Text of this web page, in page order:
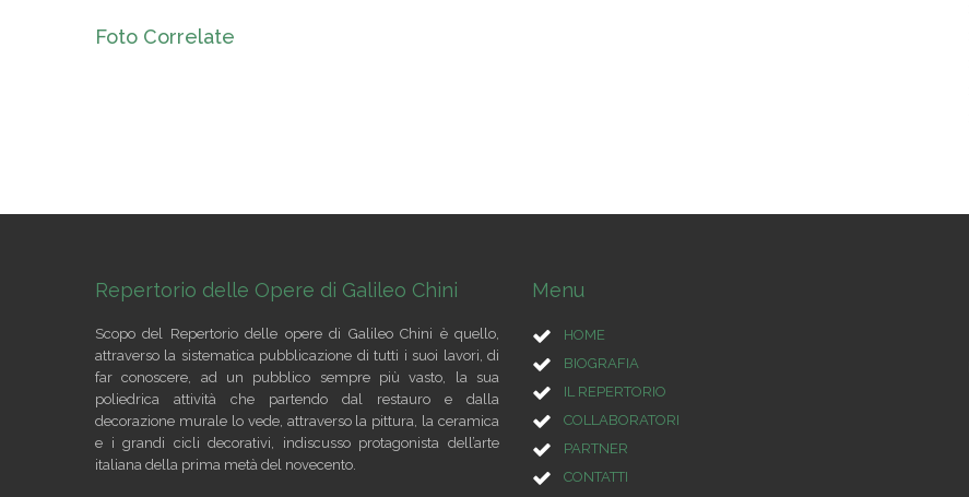
Foto Correlate
Repertorio delle Opere di Galileo Chini
Scopo del Repertorio delle opere di Galileo Chini è quello,
attraverso la sistematica pubblicazione di tutti i suoi lavori, di
far conoscere, ad un pubblico sempre più vasto, la sua
poliedrica attività che partendo dal restauro e dalla
decorazione murale lo vede, attraverso la pittura, la ceramica
e i grandi cicli decorativi, indiscusso protagonista dell’arte
italiana della prima metà del novecento.
Menu
HOME
BIOGRAFIA
IL REPERTORIO
COLLABORATORI
PARTNER
CONTATTI